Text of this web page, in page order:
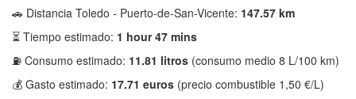
🚗 Distancia Toledo - Puerto-de-San-Vicente: 147.57 km
⏳ Tiempo estimado: 1 hour 47 mins
⛽ Consumo estimado: 11.81 litros (consumo medio 8 L/100 km)
💰 Gasto estimado: 17.71 euros (precio combustible 1,50 €/L)